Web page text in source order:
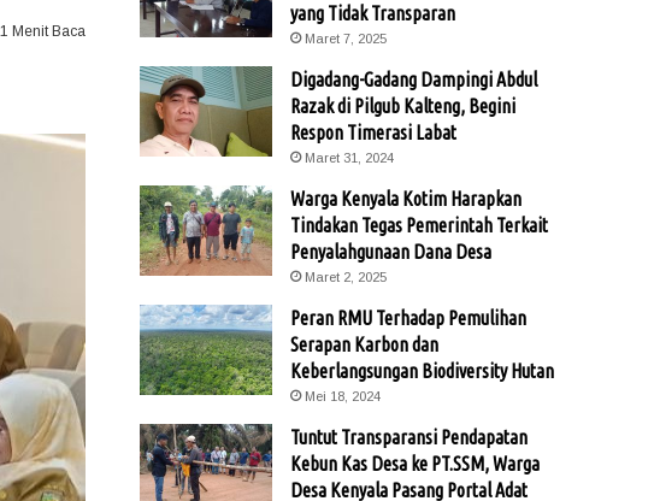
1 Menit Baca
yang Tidak Transparan
Maret 7, 2025
Digadang-Gadang Dampingi Abdul
Razak di Pilgub Kalteng, Begini
Respon Timerasi Labat
Maret 31, 2024
Warga Kenyala Kotim Harapkan
Tindakan Tegas Pemerintah Terkait
Penyalahgunaan Dana Desa
Maret 2, 2025
Peran RMU Terhadap Pemulihan
Serapan Karbon dan
Keberlangsungan Biodiversity Hutan
Mei 18, 2024
Tuntut Transparansi Pendapatan
Kebun Kas Desa ke PT.SSM, Warga
Desa Kenyala Pasang Portal Adat